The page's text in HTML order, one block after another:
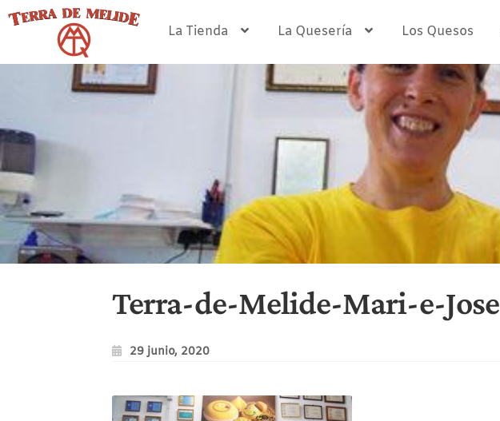
navegación
contenido
La Tienda La Quesería Los Quesos
Terra-de-Melide-Mari-e-Jose
29 junio, 2020